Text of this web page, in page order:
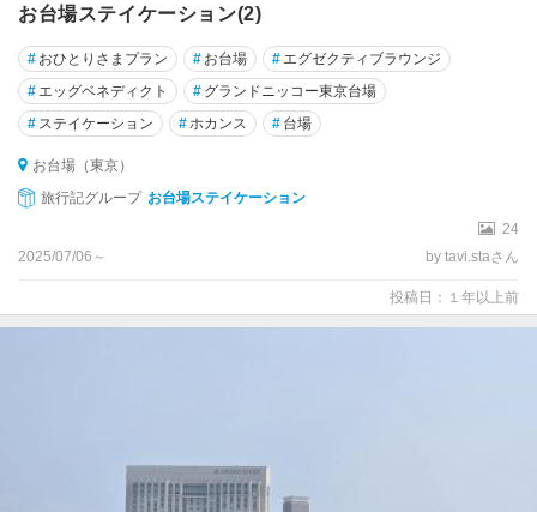
お台場ステイケーション(2)
# おひとりさまプラン # お台場 # エグゼクティブラウンジ
# エッグベネディクト # グランドニッコー東京台場
# ステイケーション #ホカンス # 台場
お台場（東京）
旅行記グループ お台場ステイケーション
24
2025/07/06～
by tavi.staさん
投稿日：１年以上前